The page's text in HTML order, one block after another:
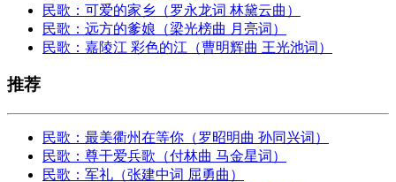
民歌：可爱的家乡（罗永龙词 林黛云曲）
民歌：远方的爹娘（梁光榜曲 月亮词）
民歌：嘉陵江 彩色的江（曹明辉曲 王光池词）
推荐
民歌：最美衢州在等你（罗昭明曲 孙同兴词）
民歌：尊干爱兵歌（付林曲 马金星词）
民歌：军礼（张建中词 屈勇曲）